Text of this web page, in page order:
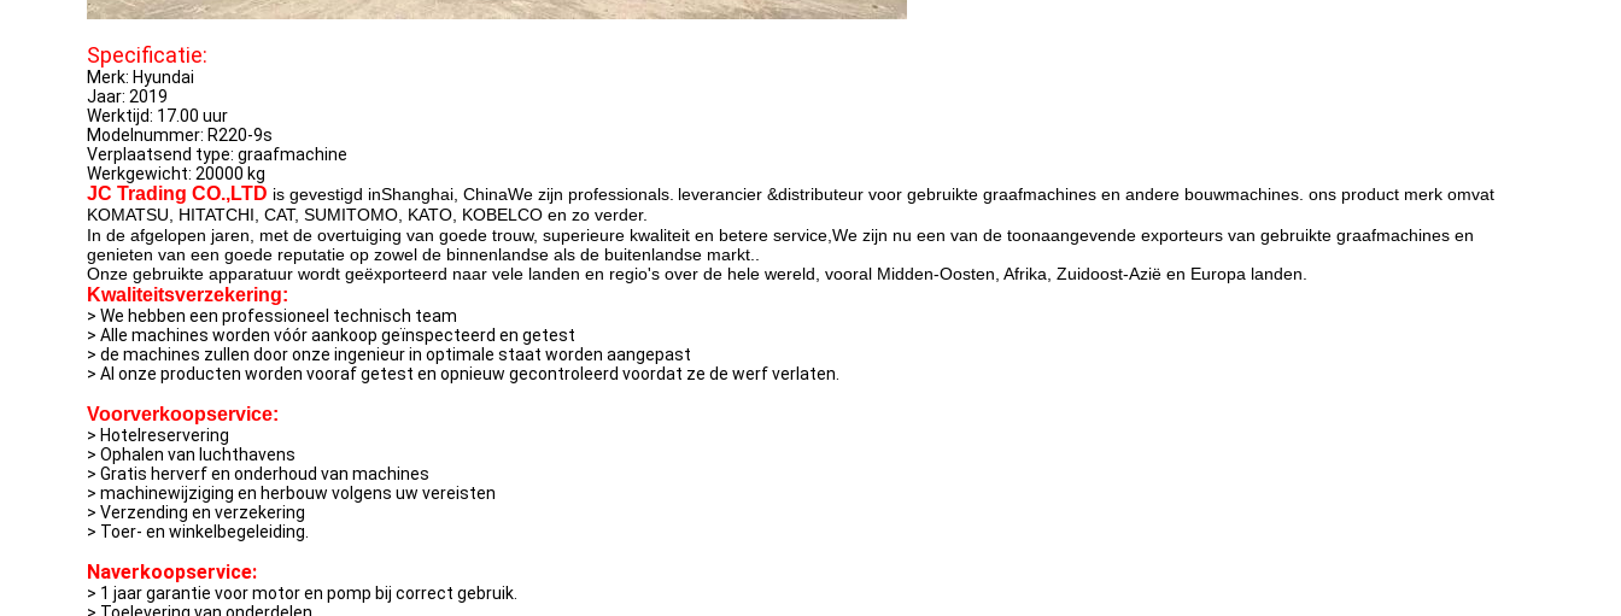
Specificatie:
Merk: Hyundai
Jaar: 2019
Werktijd: 17.00 uur
Modelnummer: R220-9s
Verplaatsend type: graafmachine
Werkgewicht: 20000 kg
JC Trading CO.,LTD is gevestigd inShanghai, ChinaWe zijn professionals. leverancier &distributeur voor gebruikte graafmachines en andere bouwmachines. ons product merk omvat
KOMATSU, HITATCHI, CAT, SUMITOMO, KATO, KOBELCO en zo verder.
In de afgelopen jaren, met de overtuiging van goede trouw, superieure kwaliteit en betere service,We zijn nu een van de toonaangevende exporteurs van gebruikte graafmachines en
genieten van een goede reputatie op zowel de binnenlandse als de buitenlandse markt..
Onze gebruikte apparatuur wordt geëxporteerd naar vele landen en regio's over de hele wereld, vooral Midden-Oosten, Afrika, Zuidoost-Azië en Europa landen.
Kwaliteitsverzekering:
> We hebben een professioneel technisch team
> Alle machines worden vóór aankoop geïnspecteerd en getest
> de machines zullen door onze ingenieur in optimale staat worden aangepast
> Al onze producten worden vooraf getest en opnieuw gecontroleerd voordat ze de werf verlaten.
Voorverkoopservice:
> Hotelreservering
> Ophalen van luchthavens
> Gratis herverf en onderhoud van machines
> machinewijziging en herbouw volgens uw vereisten
> Verzending en verzekering
> Toer- en winkelbegeleiding.
Naverkoopservice:
> 1 jaar garantie voor motor en pomp bij correct gebruik.